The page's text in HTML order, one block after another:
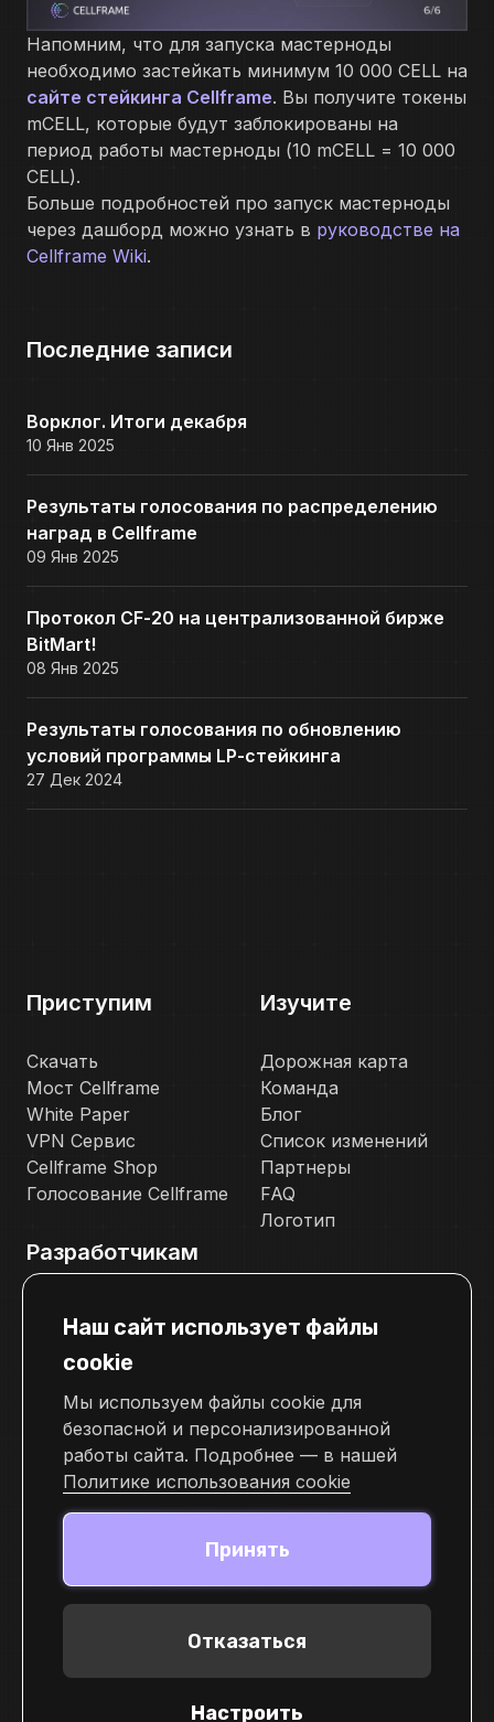
Напомним, что для запуска мастерноды
необходимо застейкать минимум 10 000 CELL на
сайте стейкинга Cellframe. Вы получите токены
mCELL, которые будут заблокированы на
период работы мастерноды (10 mCELL = 10 000
CELL).
Больше подробностей про запуск мастерноды
через дашборд можно узнать в руководстве на
Cellframe Wiki.
Последние записи
Ворклог. Итоги декабря
10 Янв 2025
Результаты голосования по распределению
наград в Cellframe
09 Янв 2025
Протокол CF-20 на централизованной бирже
BitMart!
08 Янв 2025
Результаты голосования по обновлению
условий программы LP-стейкинга
27 Дек 2024
Приступим
Скачать
Мост Cellframe
White Paper
VPN Сервис
Cellframe Shop
Голосование Cellframe
Изучите
Дорожная карта
Команда
Блог
Список изменений
Партнеры
FAQ
Логотип
Разработчикам
Телеграм канал для разработчиков
Свяжитесь с нами
pr@cellframe.net
tech_support@cellframe.net
cellframe_support_ru
Форма обратной связи
Наш сайт использует файлы
cookie
Мы используем файлы cookie для
безопасной и персонализированной
работы сайта. Подробнее — в нашей
Политике использования cookie
Принять
Отказаться
Настроить